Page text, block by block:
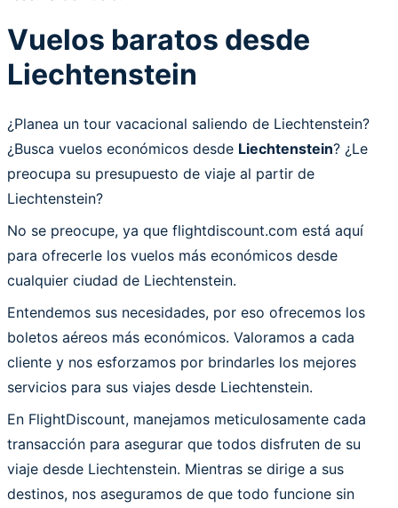
Vuelos baratos desde
Liechtenstein
¿Planea un tour vacacional saliendo de Liechtenstein?
¿Busca vuelos económicos desde Liechtenstein? ¿Le
preocupa su presupuesto de viaje al partir de
Liechtenstein?
No se preocupe, ya que flightdiscount.com está aquí
para ofrecerle los vuelos más económicos desde
cualquier ciudad de Liechtenstein.
Entendemos sus necesidades, por eso ofrecemos los
boletos aéreos más económicos. Valoramos a cada
cliente y nos esforzamos por brindarles los mejores
servicios para sus viajes desde Liechtenstein.
En FlightDiscount, manejamos meticulosamente cada
transacción para asegurar que todos disfruten de su
viaje desde Liechtenstein. Mientras se dirige a sus
destinos, nos aseguramos de que todo funcione sin